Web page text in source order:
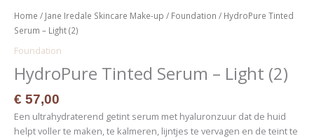
Home / Jane Iredale Skincare Make-up / Foundation / HydroPure Tinted
Serum – Light (2)
Foundation
HydroPure Tinted Serum – Light (2)
€ 57,00
Een ultrahydraterend getint serum met hyaluronzuur dat de huid
helpt voller te maken, te kalmeren, lijntjes te vervagen en de teint te
aantal